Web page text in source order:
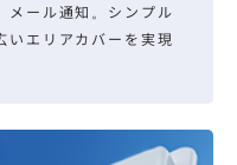
メール通知。シンプル
いエリアカバーを実現